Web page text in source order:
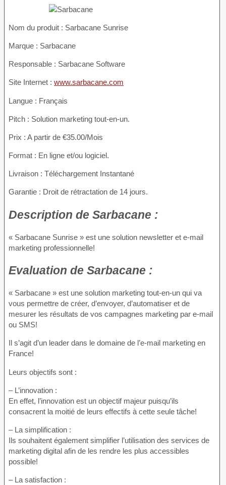
Nom du produit : Sarbacane Sunrise
Marque : Sarbacane
Responsable : Sarbacane Software
Site Internet : www.sarbacane.com
Langue : Français
Pitch : Solution marketing tout-en-un.
Prix : A partir de €35.00/Mois
Format : En ligne et/ou logiciel.
Livraison : Téléchargement Instantané
Garantie : Droit de rétractation de 14 jours.
Description de Sarbacane :
« Sarbacane Sunrise » est une solution newsletter et e-mail
marketing professionnelle!
Evaluation de Sarbacane :
« Sarbacane » est une solution marketing tout-en-un qui va
vous permettre de créer, d’envoyer, d’automatiser et de
mesurer les résultats de vos campagnes marketing par e-mail
ou SMS!
Il s’agit d’un leader dans le domaine de l’e-mail marketing en
France!
Leurs objectifs sont :
– L’innovation :
En effet, l’innovation est un objectif majeur puisqu’ils
consacrent la moitié de leurs effectifs à cette seule tâche!
– La simplification :
Ils souhaitent également simplifier l’utilisation des services de
marketing digital afin de les rendre les plus accessibles
possible!
– La satisfaction :